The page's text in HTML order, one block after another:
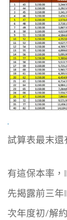
試算表最末還
有這保本率，
先揭露前三年
次年度初/解